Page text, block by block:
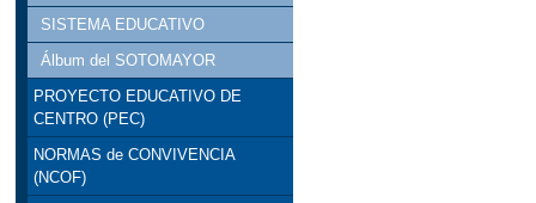
SISTEMA EDUCATIVO
Álbum del SOTOMAYOR
PROYECTO EDUCATIVO DE
CENTRO (PEC)
NORMAS de CONVIVENCIA
(NCOF)